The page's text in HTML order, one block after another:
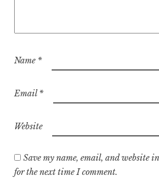
Name *
Email *
Website
Save my name, email, and website
for the next time I comment.